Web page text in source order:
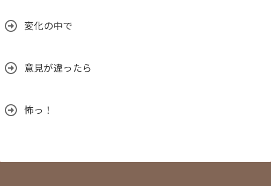
変化の中で
意見が違ったら
怖っ！